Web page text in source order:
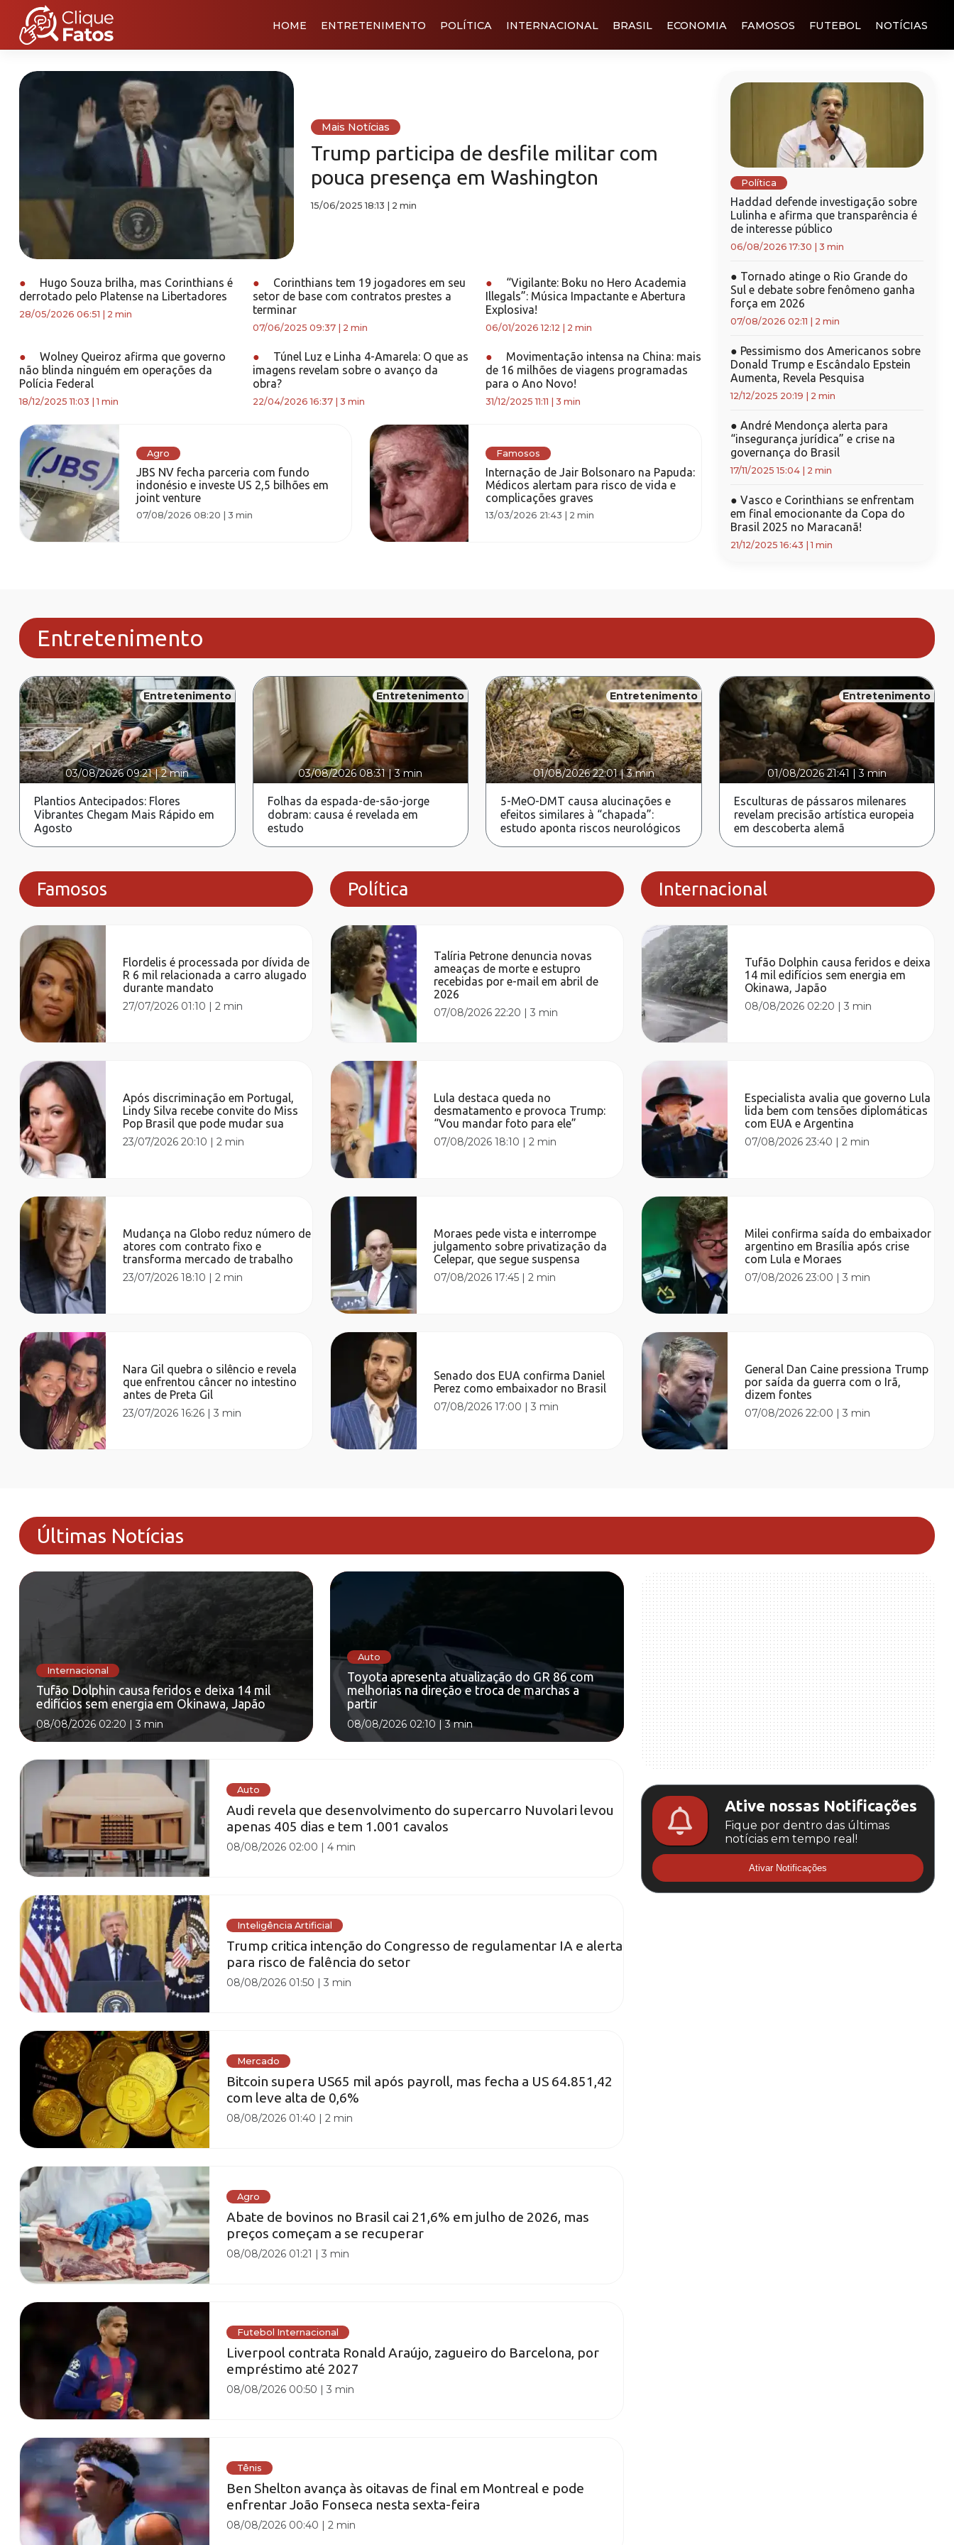
HOME ENTRETENIMENTO POLÍTICA INTERNACIONAL BRASIL ECONOMIA FAMOSOS FUTEBOL NOTÍCIAS
Mais Notícias
Trump participa de desfile militar com
pouca presença em Washington
15/06/2025 18:13 2 min
●
Hugo Souza brilha, mas Corinthians é
derrotado pelo Platense na Libertadores
28/05/2026 06:51 2 min
●
Corinthians tem 19 jogadores em seu
setor de base com contratos prestes a
terminar
07/06/2025 09:37| 2 min
●
“Vigilante: Boku no Hero Academia
Illegals”: Música Impactante e Abertura
Explosiva!
06/01/2026 12:12 2 min
●
Wolney Queiroz afirma que governo
não blinda ninguém em operações da
Polícia Federal
18/12/2025 11:03 |1 min
●
Túnel Luz e Linha 4-Amarela: O que as
imagens revelam sobre o avanço da
obra?
22/04/2026 16:37| 3 min
●
Movimentação intensa na China: mais
de 16 milhões de viagens programadas
para o Ano Novo!
31/12/2025 11:11 3 min
Agro
JBS NV fecha parceria com fundo
indonésio e investe US 2,5 bilhões em
joint venture
07/08/2026 08:20 | 3 min
Famosos
Internação de Jair Bolsonaro na Papuda:
Médicos alertam para risco de vida e
complicações graves
13/03/2026 21:43 | 2 min
Política
Haddad defende investigação sobre
Lulinha e afirma que transparência é
de interesse público
06/08/2026 17:30 3 min
● Tornado atinge o Rio Grande do
Sul e debate sobre fenômeno ganha
força em 2026
07/08/2026 02:11 2 min
● Pessimismo dos Americanos sobre
Donald Trump e Escândalo Epstein
Aumenta, Revela Pesquisa
12/12/2025 20:19 2 min
● André Mendonça alerta para
“insegurança jurídica” e crise na
governança do Brasil
17/11/2025 15:04| 2 min
● Vasco e Corinthians se enfrentam
em final emocionante da Copa do
Brasil 2025 no Maracanã!
21/12/2025 16:43 |1 min
Entretenimento
Entretenimento
03/08/2026 09:21|2 min
Plantios Antecipados: Flores
Vibrantes Chegam Mais Rápido em
Agosto
Entretenimento
03/08/2026 08:31|3 min
Folhas da espada-de-são-jorge
dobram: causa é revelada em
estudo
Entretenimento
01/08/2026 22:01|3 min
5-MeO-DMT causa alucinações e
efeitos similares à “chapada”:
estudo aponta riscos neurológicos
Entretenimento
01/08/2026 21:41 |3 min
Esculturas de pássaros milenares
revelam precisão artística europeia
em descoberta alemã
Famosos
Flordelis é processada por dívida de
R 6 mil relacionada a carro alugado
durante mandato
27/07/2026 01:10 |2 min
Após discriminação em Portugal,
Lindy Silva recebe convite do Miss
Pop Brasil que pode mudar sua
23/07/2026 20:10 |2 min
Mudança na Globo reduz número de
atores com contrato fixo e
transforma mercado de trabalho
23/07/2026 18:10 |2 min
Nara Gil quebra o silêncio e revela
que enfrentou câncer no intestino
antes de Preta Gil
23/07/2026 16:26 |3 min
Política
Talíria Petrone denuncia novas
ameaças de morte e estupro
recebidas por e-mail em abril de
2026
07/08/2026 22:20 |3 min
Lula destaca queda no
desmatamento e provoca Trump:
“Vou mandar foto para ele”
07/08/2026 18:10 |2 min
Moraes pede vista e interrompe
julgamento sobre privatização da
Celepar, que segue suspensa
07/08/2026 17:45 |2 min
Senado dos EUA confirma Daniel
Perez como embaixador no Brasil
07/08/2026 17:00 |3 min
Internacional
Tufão Dolphin causa feridos e deixa
14 mil edifícios sem energia em
Okinawa, Japão
08/08/2026 02:20 |3 min
Especialista avalia que governo Lula
lida bem com tensões diplomáticas
com EUA e Argentina
07/08/2026 23:40 |2 min
Milei confirma saída do embaixador
argentino em Brasília após crise
com Lula e Moraes
07/08/2026 23:00 |3 min
General Dan Caine pressiona Trump
por saída da guerra com o Irã,
dizem fontes
07/08/2026 22:00 |3 min
Últimas Notícias
Internacional
Tufão Dolphin causa feridos e deixa 14 mil
edifícios sem energia em Okinawa, Japão
08/08/2026 02:20 | 3 min
Auto
Toyota apresenta atualização do GR 86 com
melhorias na direção e troca de marchas a
partir
08/08/2026 02:10 |3 min
Auto
Audi revela que desenvolvimento do supercarro Nuvolari levou
apenas 405 dias e tem 1.001 cavalos
08/08/2026 02:00 |4 min
Inteligência Artificial
Trump critica intenção do Congresso de regulamentar IA e alerta
para risco de falência do setor
08/08/2026 01:50 |3 min
Mercado
Bitcoin supera US65 mil após payroll, mas fecha a US 64.851,42
com leve alta de 0,6%
08/08/2026 01:40 |2 min
Agro
Abate de bovinos no Brasil cai 21,6% em julho de 2026, mas
preços começam a se recuperar
08/08/2026 01:21 |3 min
Futebol Internacional
Liverpool contrata Ronald Araújo, zagueiro do Barcelona, por
empréstimo até 2027
08/08/2026 00:50 |3 min
Tênis
Ben Shelton avança às oitavas de final em Montreal e pode
enfrentar João Fonseca nesta sexta-feira
08/08/2026 00:40 |2 min
Ative nossas Notificações
Fique por dentro das últimas
notícias em tempo real!
Ativar Notificações